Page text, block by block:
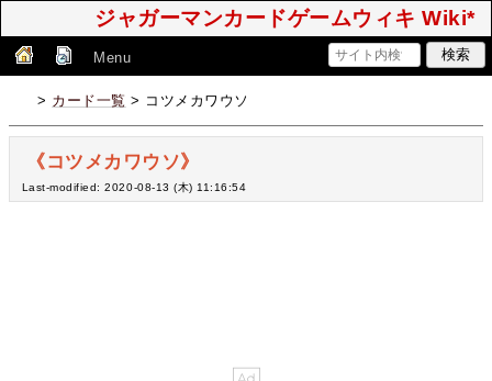
ジャガーマンカードゲームウィキ Wiki*
Menu
> カード一覧 > コツメカワウソ
《コツメカワウソ》
Last-modified: 2020-08-13 (木) 11:16:54